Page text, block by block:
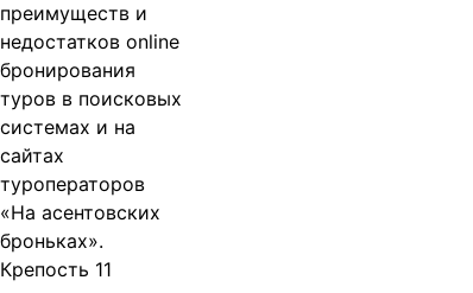
преимуществ и
недостатков online
бронирования
туров в поисковых
системах и на
сайтах
туроператоров
«На асентовских
броньках».
Крепость 11